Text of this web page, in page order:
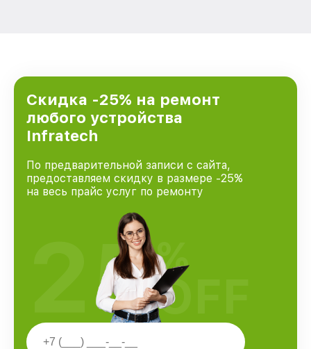
Скидка -25% на ремонт
любого устройства
Infratech
По предварительной записи с сайта,
предоставляем скидку в размере -25%
на весь прайс услуг по ремонту
25%
OFF